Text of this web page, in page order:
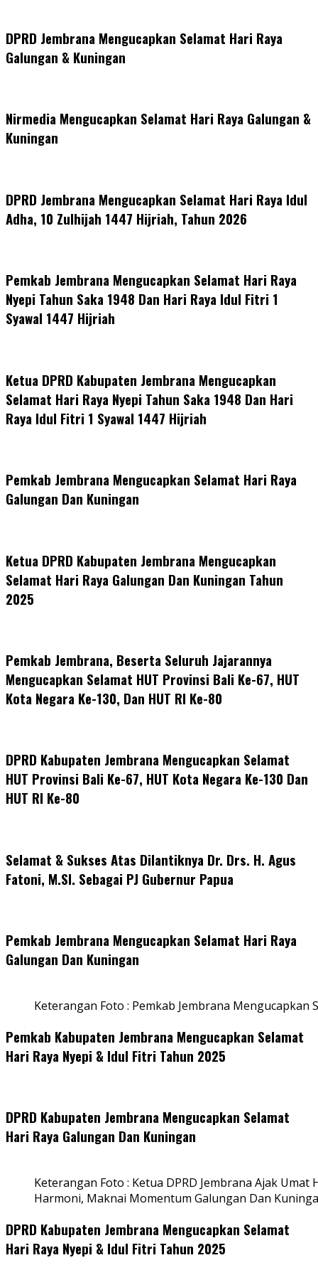
DPRD Jembrana Mengucapkan Selamat Hari Raya
Galungan & Kuningan
Nirmedia Mengucapkan Selamat Hari Raya Galungan &
Kuningan
DPRD Jembrana Mengucapkan Selamat Hari Raya Idul
Adha, 10 Zulhijah 1447 Hijriah, Tahun 2026
Pemkab Jembrana Mengucapkan Selamat Hari Raya
Nyepi Tahun Saka 1948 Dan Hari Raya Idul Fitri 1
Syawal 1447 Hijriah
Ketua DPRD Kabupaten Jembrana Mengucapkan
Selamat Hari Raya Nyepi Tahun Saka 1948 Dan Hari
Raya Idul Fitri 1 Syawal 1447 Hijriah
Pemkab Jembrana Mengucapkan Selamat Hari Raya
Galungan Dan Kuningan
Ketua DPRD Kabupaten Jembrana Mengucapkan
Selamat Hari Raya Galungan Dan Kuningan Tahun
2025
Pemkab Jembrana, Beserta Seluruh Jajarannya
Mengucapkan Selamat HUT Provinsi Bali Ke-67, HUT
Kota Negara Ke-130, Dan HUT RI Ke-80
DPRD Kabupaten Jembrana Mengucapkan Selamat
HUT Provinsi Bali Ke-67, HUT Kota Negara Ke-130 Dan
HUT RI Ke-80
Selamat & Sukses Atas Dilantiknya Dr. Drs. H. Agus
Fatoni, M.SI. Sebagai PJ Gubernur Papua
Pemkab Jembrana Mengucapkan Selamat Hari Raya
Galungan Dan Kuningan
Keterangan Foto : Pemkab Jembrana Mengucapkan
Pemkab Kabupaten Jembrana Mengucapkan Selamat
Hari Raya Nyepi & Idul Fitri Tahun 2025
DPRD Kabupaten Jembrana Mengucapkan Selamat
Hari Raya Galungan Dan Kuningan
Keterangan Foto : Ketua DPRD Jembrana Ajak
Harmoni, Maknai Momentum Galungan Dan
DPRD Kabupaten Jembrana Mengucapkan Selamat
Hari Raya Nyepi & Idul Fitri Tahun 2025